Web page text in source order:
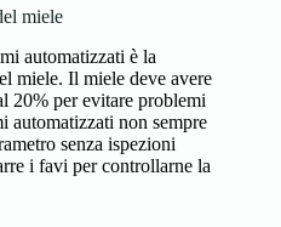
miele
automatizzati è la
miele. Il miele deve avere
20% per evitare problemi
automatizzati non sempre
senza ispezioni
i favi per controllarne la